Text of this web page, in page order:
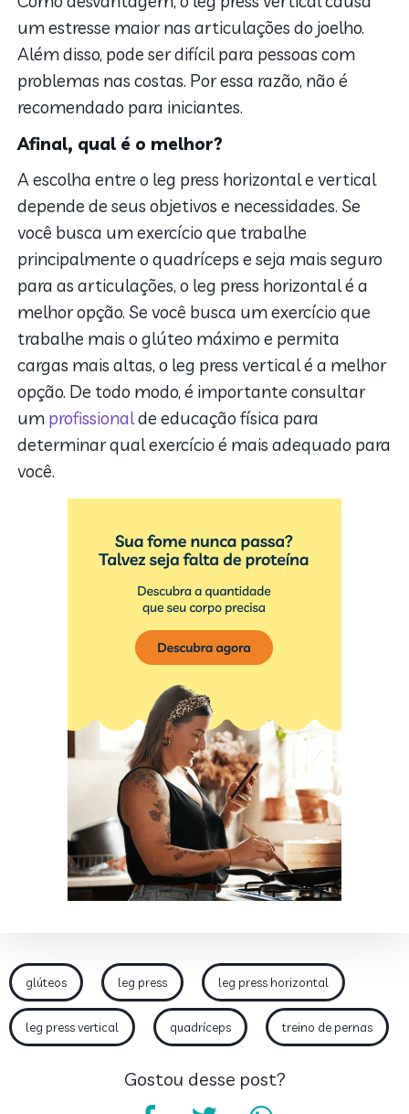
um estresse maior nas articulações do joelho.
Além disso, pode ser difícil para pessoas com
problemas nas costas. Por essa razão, não é
recomendado para iniciantes.
Afinal, qual é o melhor?
A escolha entre o leg press horizontal e vertical
depende de seus objetivos e necessidades. Se
você busca um exercício que trabalhe
principalmente o quadríceps e seja mais seguro
para as articulações, o leg press horizontal é a
melhor opção. Se você busca um exercício que
trabalhe mais o glúteo máximo e permita
cargas mais altas, o leg press vertical é a melhor
opção. De todo modo, é importante consultar
um profissionalde educação física para
determinar qual exercício é mais adequado para
você.
glúteos leg press leg press horizontal
leg press vertical quadríceps treino de pernas
Gostou desse post?